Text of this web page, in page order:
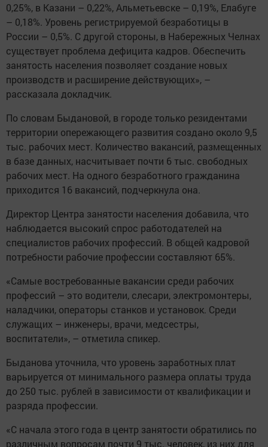
0,25%, в Казани – 0,22%, Альметьевске – 0,19%, Елабуге
– 0,18%. Уровень регистрируемой безработицы в
России – 0,5%. С другой стороны, в Набережных Челнах
существует проблема дефицита кадров. Обеспечить
занятость населения позволяет создание новых
производств и расширение действующих», –
рассказала докладчик.
По словам Быдановой, в городе только резидентами
территории опережающего развития создано около 9,5
тыс. рабочих мест. Количество вакансий, размещенных
в базе данных, насчитывает почти 6 тыс. свободных
рабочих мест. На одного безработного гражданина
приходится 16 вакансий, подчеркнула она.
Директор Центра занятости населения добавила, что
наблюдается высокий спрос работодателей на
специалистов рабочих профессий. В общей кадровой
потребности рабочие профессии составляют 65%.
«Самые востребованные вакансии среди рабочих
профессий – это водители, слесари, электромонтеры,
наладчики, операторы станков и установок. Среди
служащих – инженеры, врачи, медсестры,
воспитатели», – отметила спикер.
Быданова уточнила, что уровень заработных плат
варьируется от минимального размера оплаты труда
до 250 тыс. рублей в зависимости от квалификации и
разряда профессии.
«С начала этого года в центр занятости обратились по
различным вопросам почти 9 тыс. человек, из них для